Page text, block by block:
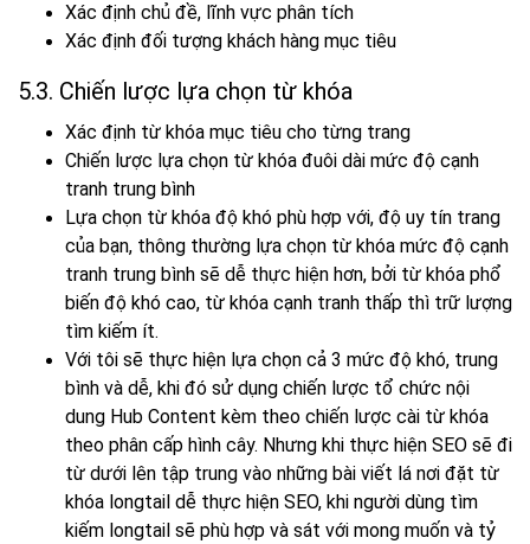
Xác định chủ đề, lĩnh vực phân tích
Xác định đối tượng khách hàng mục tiêu
5.3. Chiến lược lựa chọn từ khóa
Xác định từ khóa mục tiêu cho từng trang
Chiến lược lựa chọn từ khóa đuôi dài mức độ cạnh
tranh trung bình
Lựa chọn từ khóa độ khó phù hợp với, độ uy tín trang
của bạn, thông thường lựa chọn từ khóa mức độ cạnh
tranh trung bình sẽ dễ thực hiện hơn, bởi từ khóa phổ
biến độ khó cao, từ khóa cạnh tranh thấp thì trữ lượng
tìm kiếm ít.
Với tôi sẽ thực hiện lựa chọn cả 3 mức độ khó, trung
bình và dễ, khi đó sử dụng chiến lược tổ chức nội
dung Hub Content kèm theo chiến lược cài từ khóa
theo phân cấp hình cây. Nhưng khi thực hiện SEO sẽ đi
từ dưới lên tập trung vào những bài viết lá nơi đặt từ
khóa longtail dễ thực hiện SEO, khi người dùng tìm
kiếm longtail sẽ phù hợp và sát với mong muốn và tỷ